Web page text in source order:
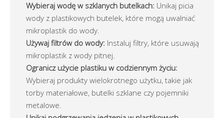
Wybieraj wodę w szklanych butelkach: Unikaj picia
wody z plastikowych butelek, które mogą uwalniać
mikroplastik do wody.
Używaj filtrów do wody: Instaluj filtry, które usuwają
mikroplastik z wody pitnej.
Ogranicz użycie plastiku w codziennym życiu:
Wybieraj produkty wielokrotnego użytku, takie jak
torby materiałowe, butelki szklane czy pojemniki
metalowe.